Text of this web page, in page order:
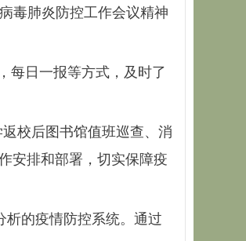
毒肺炎防控工作会议精神
每日一报等方式，及时了
校后图书馆值班巡查、消
安排和部署，切实保障疫
析的疫情防控系统。通过